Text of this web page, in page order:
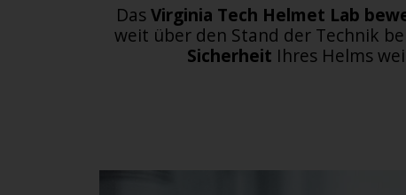
DasVirginia Tech Helmet Lab
weit über den Stand der Technik
Sicherheit Ihres Helms